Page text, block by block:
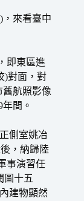
，來看臺中
即東區進
)對面，對
舊航照影像
間。
側室姚冶
，納歸陸
事演習任
圖十五
建物顯然